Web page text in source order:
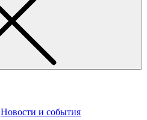
Новости и события